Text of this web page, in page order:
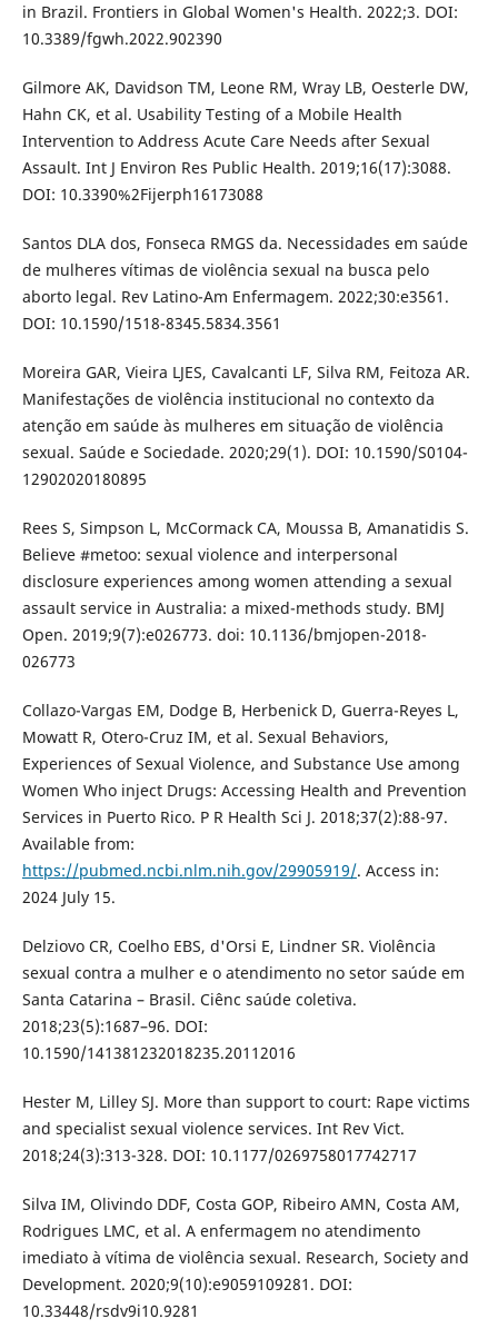
in Brazil. Frontiers in Global Women's Health. 2022;3. DOI:
10.3389/fgwh.2022.902390
Gilmore AK, Davidson TM, Leone RM, Wray LB, Oesterle DW,
Hahn CK, et al. Usability Testing of a Mobile Health
Intervention to Address Acute Care Needs after Sexual
Assault. Int J Environ Res Public Health. 2019;16(17):3088.
DOI: 10.3390%2Fijerph16173088
Santos DLA dos, Fonseca RMGS da. Necessidades em saúde
de mulheres vítimas de violência sexual na busca pelo
aborto legal. Rev Latino-Am Enfermagem. 2022;30:e3561.
DOI: 10.1590/1518-8345.5834.3561
Moreira GAR, Vieira LJES, Cavalcanti LF, Silva RM, Feitoza AR.
Manifestações de violência institucional no contexto da
atenção em saúde às mulheres em situação de violência
sexual. Saúde e Sociedade. 2020;29(1). DOI: 10.1590/S0104-
12902020180895
Rees S, Simpson L, McCormack CA, Moussa B, Amanatidis S.
Believe #metoo: sexual violence and interpersonal
disclosure experiences among women attending a sexual
assault service in Australia: a mixed-methods study. BMJ
Open. 2019;9(7):e026773. doi: 10.1136/bmjopen-2018-
026773
Collazo-Vargas EM, Dodge B, Herbenick D, Guerra-Reyes L,
Mowatt R, Otero-Cruz IM, et al. Sexual Behaviors,
Experiences of Sexual Violence, and Substance Use among
Women Who inject Drugs: Accessing Health and Prevention
Services in Puerto Rico. P R Health Sci J. 2018;37(2):88-97.
Available from:
https://pubmed.ncbi.nlm.nih.gov/29905919/. Access in:
2024 July 15.
Delziovo CR, Coelho EBS, d'Orsi E, Lindner SR. Violência
sexual contra a mulher e o atendimento no setor saúde em
Santa Catarina – Brasil. Ciênc saúde coletiva.
2018;23(5):1687–96. DOI:
10.1590/141381232018235.20112016
Hester M, Lilley SJ. More than support to court: Rape victims
and specialist sexual violence services. Int Rev Vict.
2018;24(3):313-328. DOI: 10.1177/0269758017742717
Silva IM, Olivindo DDF, Costa GOP, Ribeiro AMN, Costa AM,
Rodrigues LMC, et al. A enfermagem no atendimento
imediato à vítima de violência sexual. Research, Society and
Development. 2020;9(10):e9059109281. DOI:
10.33448/rsdv9i10.9281